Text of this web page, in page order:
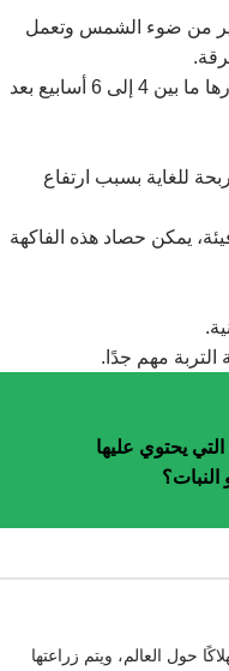
من ضوء الشمس وتعمل
وقت النمو: عادة ما تؤتي هذه الفاكهة ثمارها ما بين 4 إلى 6 أسابيع بعد
للغاية بسبب ارتفاع
يمكن حصاد هذه الفاكهة
مهم جدًا.
يحتوي عليها
حول العالم، ويتم زراعتها